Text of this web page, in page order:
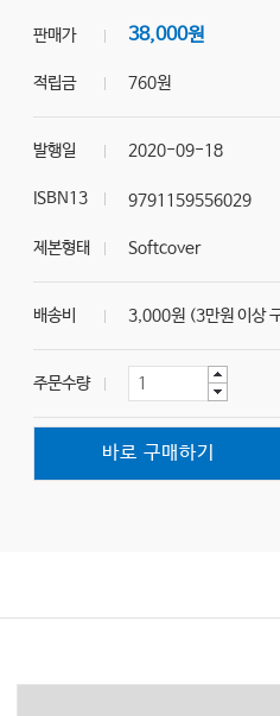
판매가 38,000원
적립금 760원
발행일 2020-09-18
ISBN13 9791159556029
제본형태 Softcover
배송비 3,000원 (3만원 이상
주문수량
바로 구매하기